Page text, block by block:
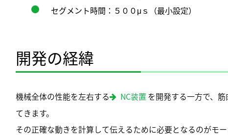
セグメント時間：５００μｓ（最小設定）
開発の経緯
機械全体の性能を左右する NC装置 を開発する一方で、
てきます。
その正確な動きを計算して伝えるために必要となるのがモ